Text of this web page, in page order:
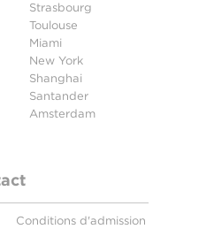
Strasbourg
Toulouse
Miami
New York
Shanghai
Santander
Amsterdam
Conditions d'admission